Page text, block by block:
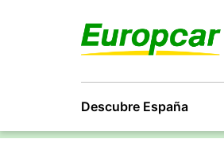
Descubre España